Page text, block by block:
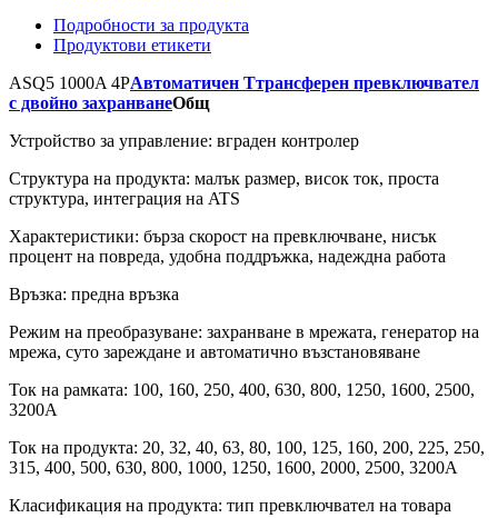
Подробности за продукта
Продуктови етикети
ASQ5 1000A 4PАвтоматичен Tтрансферен превключвател
с двойно захранванеОбщ
Устройство за управление: вграден контролер
Структура на продукта: малък размер, висок ток, проста
структура, интеграция на ATS
Характеристики: бърза скорост на превключване, нисък
процент на повреда, удобна поддръжка, надеждна работа
Връзка: предна връзка
Режим на преобразуване: захранване в мрежата, генератор на
мрежа, суто зареждане и автоматично възстановяване
Ток на рамката: 100, 160, 250, 400, 630, 800, 1250, 1600, 2500,
3200A
Ток на продукта: 20, 32, 40, 63, 80, 100, 125, 160, 200, 225, 250,
315, 400, 500, 630, 800, 1000, 1250, 1600, 2000, 2500, 3200A
Класификация на продукта: тип превключвател на товара